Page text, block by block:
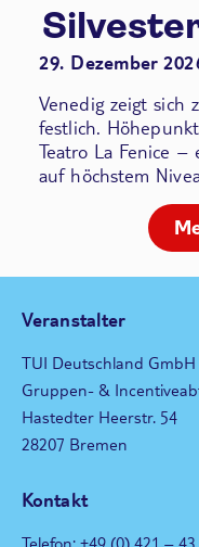
29. Dezember
Venedig zeigt sich
festlich.
Teatro La Fenice –
auf höchstem
Veranstalter
TUI Deutschland GmbH
Gruppen- &
Hastedter Heerstr. 54
28207 Bremen
Kontakt
Telefon: +49 (0) 421 –